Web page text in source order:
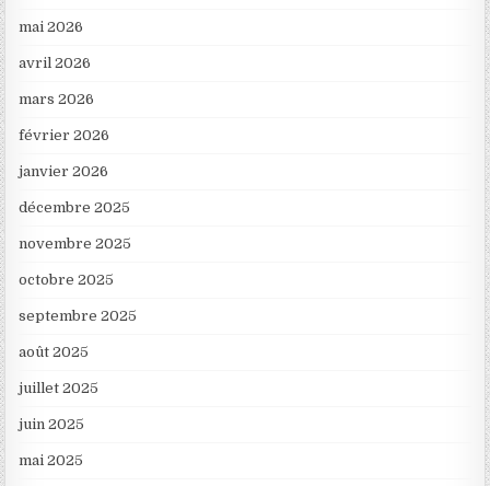
mai 2026
avril 2026
mars 2026
février 2026
janvier 2026
décembre 2025
novembre 2025
octobre 2025
septembre 2025
août 2025
juillet 2025
juin 2025
mai 2025